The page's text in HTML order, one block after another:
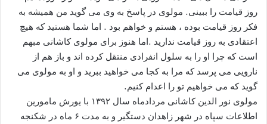
روز قیامت را ببینی. مولوی در پاسخ به وی می گوید من همیشه به
فکر روز قیامت بوده ، هستم و خواهم بود . اما شما هستید که هیچ
اعتقادی به روز قیامت ندارید .اما هنوز برای مولوی کاشانی مبهم
است که چرا او را به سلول انفرادی منتقل کرده اند و باز هم از
نارویی می پرسد که مرا به کجا می خواهید ببرید و او به مولوی می
گوید که می خواهیم تو را اعدام کنیم.
مولوی نور الدین کاشانی مردادماه سال ۱۳۹۲ با یورش مامورین
اطلاعات سپاه در شهر زاهدان دستگیر و به مدت ۶ ماه در شکنجه